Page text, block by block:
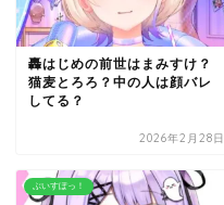
轟はじめの前世はまみすけ？
猫麦とろろ？中の人は顔バレ
してる？
2026年2月28日
ぶいすぽっ！